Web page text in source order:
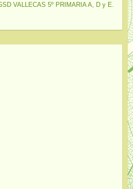
VALLECAS 5º PRIMARIA A, D y E.